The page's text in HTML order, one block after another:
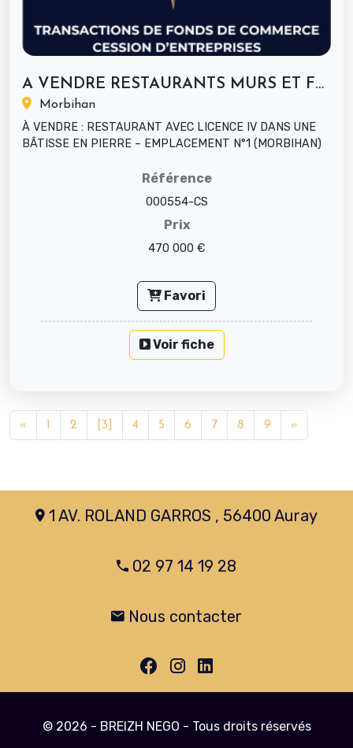
A VENDRE RESTAURANTS MURS ET FONDS...
Morbihan
À VENDRE : RESTAURANT AVEC LICENCE IV DANS UNE
BÂTISSE EN PIERRE – EMPLACEMENT N°1 (MORBIHAN)
Référence
000554-CS
Prix
470 000 €
Favori
Voir fiche
« 2 [3] 4 5 6 7 8 9 »
1 AV. ROLAND GARROS , 56400 Auray
02 97 14 19 28
Nous contacter
© 2026 - BREIZH NEGO - Tous droits réservés